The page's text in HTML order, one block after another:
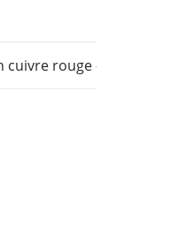
rouge – plat